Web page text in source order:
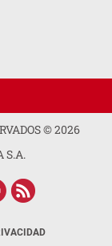
©2026
S.A.